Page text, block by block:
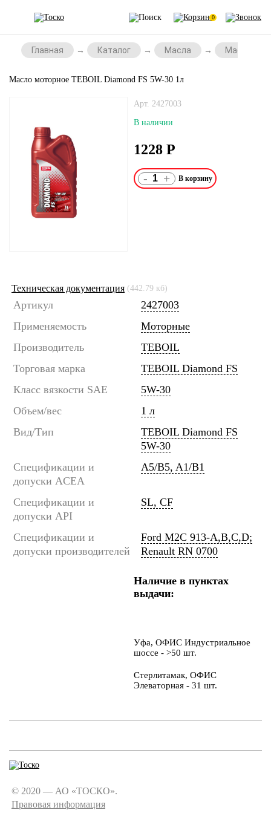
0
Главная Каталог Масла Масла для
Масло моторное TEBOIL Diamond FS 5W-30 1л
Арт. 2427003
В наличии
1228 Р
- +
Техническая документация (442.79 кб)
Артикул
2427003
Применяемость
Моторные
Производитель
TEBOIL
Торговая марка
TEBOIL Diamond FS
Класс вязкости SAE
5W-30
Объем/вес
1 л
Вид/Тип
TEBOIL Diamond FS
5W-30
Спецификации и
допуски ACEA
A5/B5, A1/B1
Спецификации и
допуски API
SL, CF
Спецификации и
допуски производителей
Ford M2C 913-A,B,C,D;
Renault RN 0700
Наличие в пунктах
выдачи:
Уфа, ОФИС Индустриальное
шоссе - >50 шт.
Стерлитамак, ОФИС
Элеваторная - 31 шт.
© 2020 — АО «ТОСКО».
Правовая информация